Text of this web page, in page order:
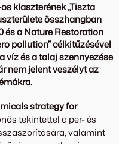
klaszterének „Tiszta
összhangban
és aNature Restoration
pollution” célkitűzésével
víz és a talaj szennyezése
nem jelent veszélyt az
strategy for
tekintettel a per- és
valamint